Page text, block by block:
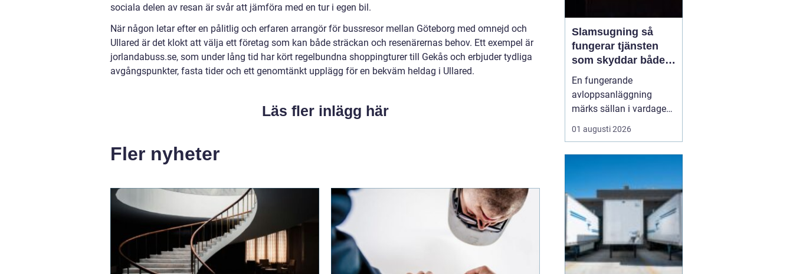
sociala delen av resan är svår att jämföra med en tur i egen bil.
När någon letar efter en pålitlig och erfaren arrangör för bussresor mellan Göteborg med omnejd och
Ullared är det klokt att välja ett företag som kan både sträckan och resenärernas behov. Ett exempel är
jorlandabuss.se, som under lång tid har kört regelbundna shoppingturer till Gekås och erbjuder tydliga
avgångspunkter, fasta tider och ett genomtänkt upplägg för en bekväm heldag i Ullared.
Läs fler inlägg här
Fler nyheter
Slamsugning så
fungerar tjänsten
som skyddar både
hus och miljö
En fungerande
avloppsanläggning
märks sällan i vardagen.
Först när brunnar
svämmar över, avlopp
problemen tydliga. En av
de viktigaste åtgärderna
för att undvika sådana
situationer är
slamsugning en t...
01 augusti 2026